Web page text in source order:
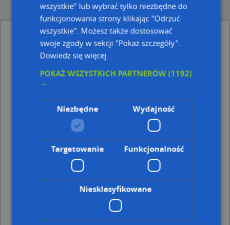
Rafał Jasiński - inne Przemysł, Firmy w pobliżu
Gotkowicz Kosmus Kuczyński i Partnerzy Adwokaci, ul.
Jarosza Henryka Derdowskiego 26, 80-310 Gdańsk
Agent Ubezpieczeniowy, ul. Stefana Miraua 7, 80-318
Gdańsk
Gdańsk
Adresy w pobliżu
Gdańsk, Grottgera Artura 1D, Ulica (80-319) (→ 29 m)
Gdańsk, Grottgera Artura 1B, Ulica (80-319) (→ 36 m)
Gdańsk, Żeromskiego Stefana 5, Ulica (80-319)
Gdańsk, Żeromskiego Stefana 6, Ulica (80-319)
Gdańsk, Grottgera Artura 1A, Ulica (80-319) (→ 44 m)
Gdańsk, Grottgera Artura 1F, Ulica (80-319)
Gdańsk, Żeromskiego Stefana 7, Ulica (80-319)
Gdańsk, Grottgera Artura 37, Ulica (80-319)
Gdańsk, Grottgera Artura 42, Ulica (80-319) (→ 69 m)
wszystkie" lub wybrać tylko niezbędne do
funkcjonowania strony klikając "Odrzuć
wszystkie". Możesz także dostosować
swoje zgody w sekcji "Pokaż szczegóły".
Dowiedz się więcej
POKAŻ WSZYSTKICH PARTNERÓW(1192)
→
Niezbędne Wydajność
Targetowanie Funkcjonalność
Niesklasyfikowane